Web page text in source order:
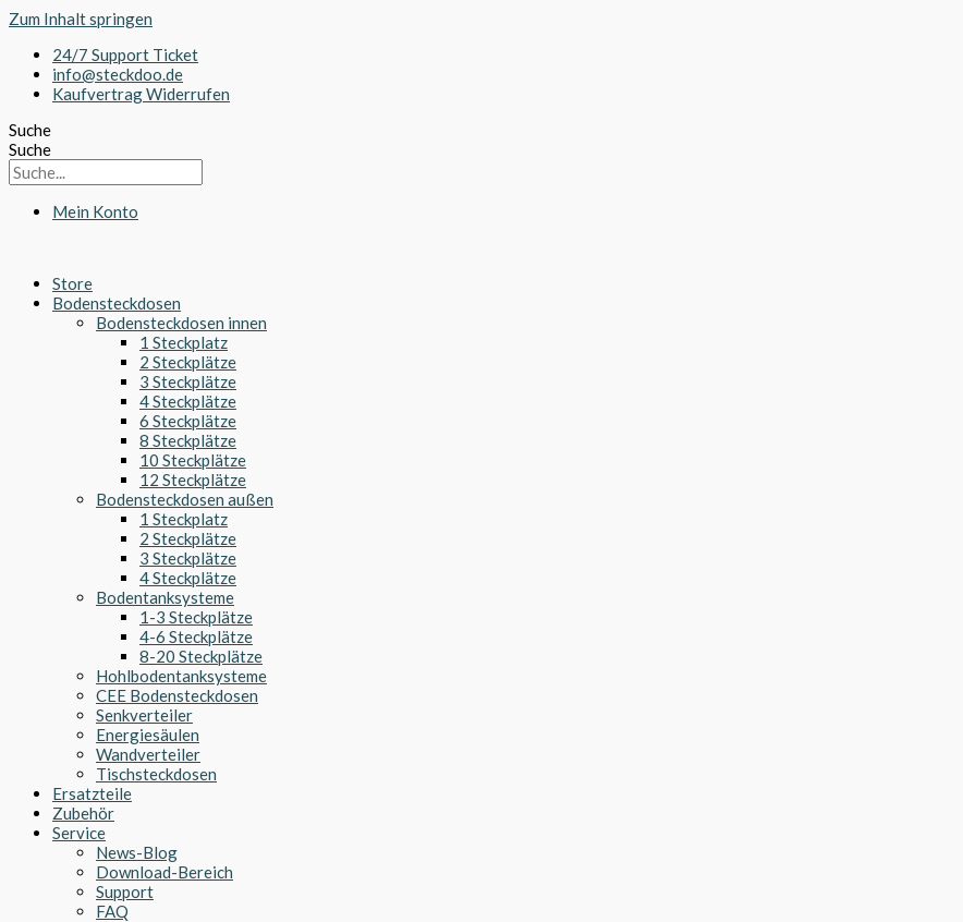
Zum Inhalt springen
24/7 Support Ticket
info@steckdoo.de
Kaufvertrag Widerrufen
Suche
Suche
Mein Konto
Store
Bodensteckdosen
Bodensteckdosen innen
1 Steckplatz
2 Steckplätze
3 Steckplätze
4 Steckplätze
6 Steckplätze
8 Steckplätze
10 Steckplätze
12 Steckplätze
Bodensteckdosen außen
1 Steckplatz
2 Steckplätze
3 Steckplätze
4 Steckplätze
Bodentanksysteme
1-3 Steckplätze
4-6 Steckplätze
8-20 Steckplätze
Hohlbodentanksysteme
CEE Bodensteckdosen
Senkverteiler
Energiesäulen
Wandverteiler
Tischsteckdosen
Ersatzteile
Zubehör
Service
News-Blog
Download-Bereich
Support
FAQ